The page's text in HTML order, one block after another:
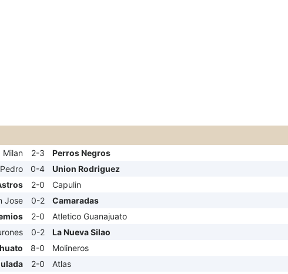
Milan
2-3
Perros Negros
0-4
Union Rodriguez
2-0
Capulin
Jose
0-2
Camaradas
2-0
Atletico Guanajuato
0-2
La Nueva Silao
8-0
Molineros
2-0
Atlas